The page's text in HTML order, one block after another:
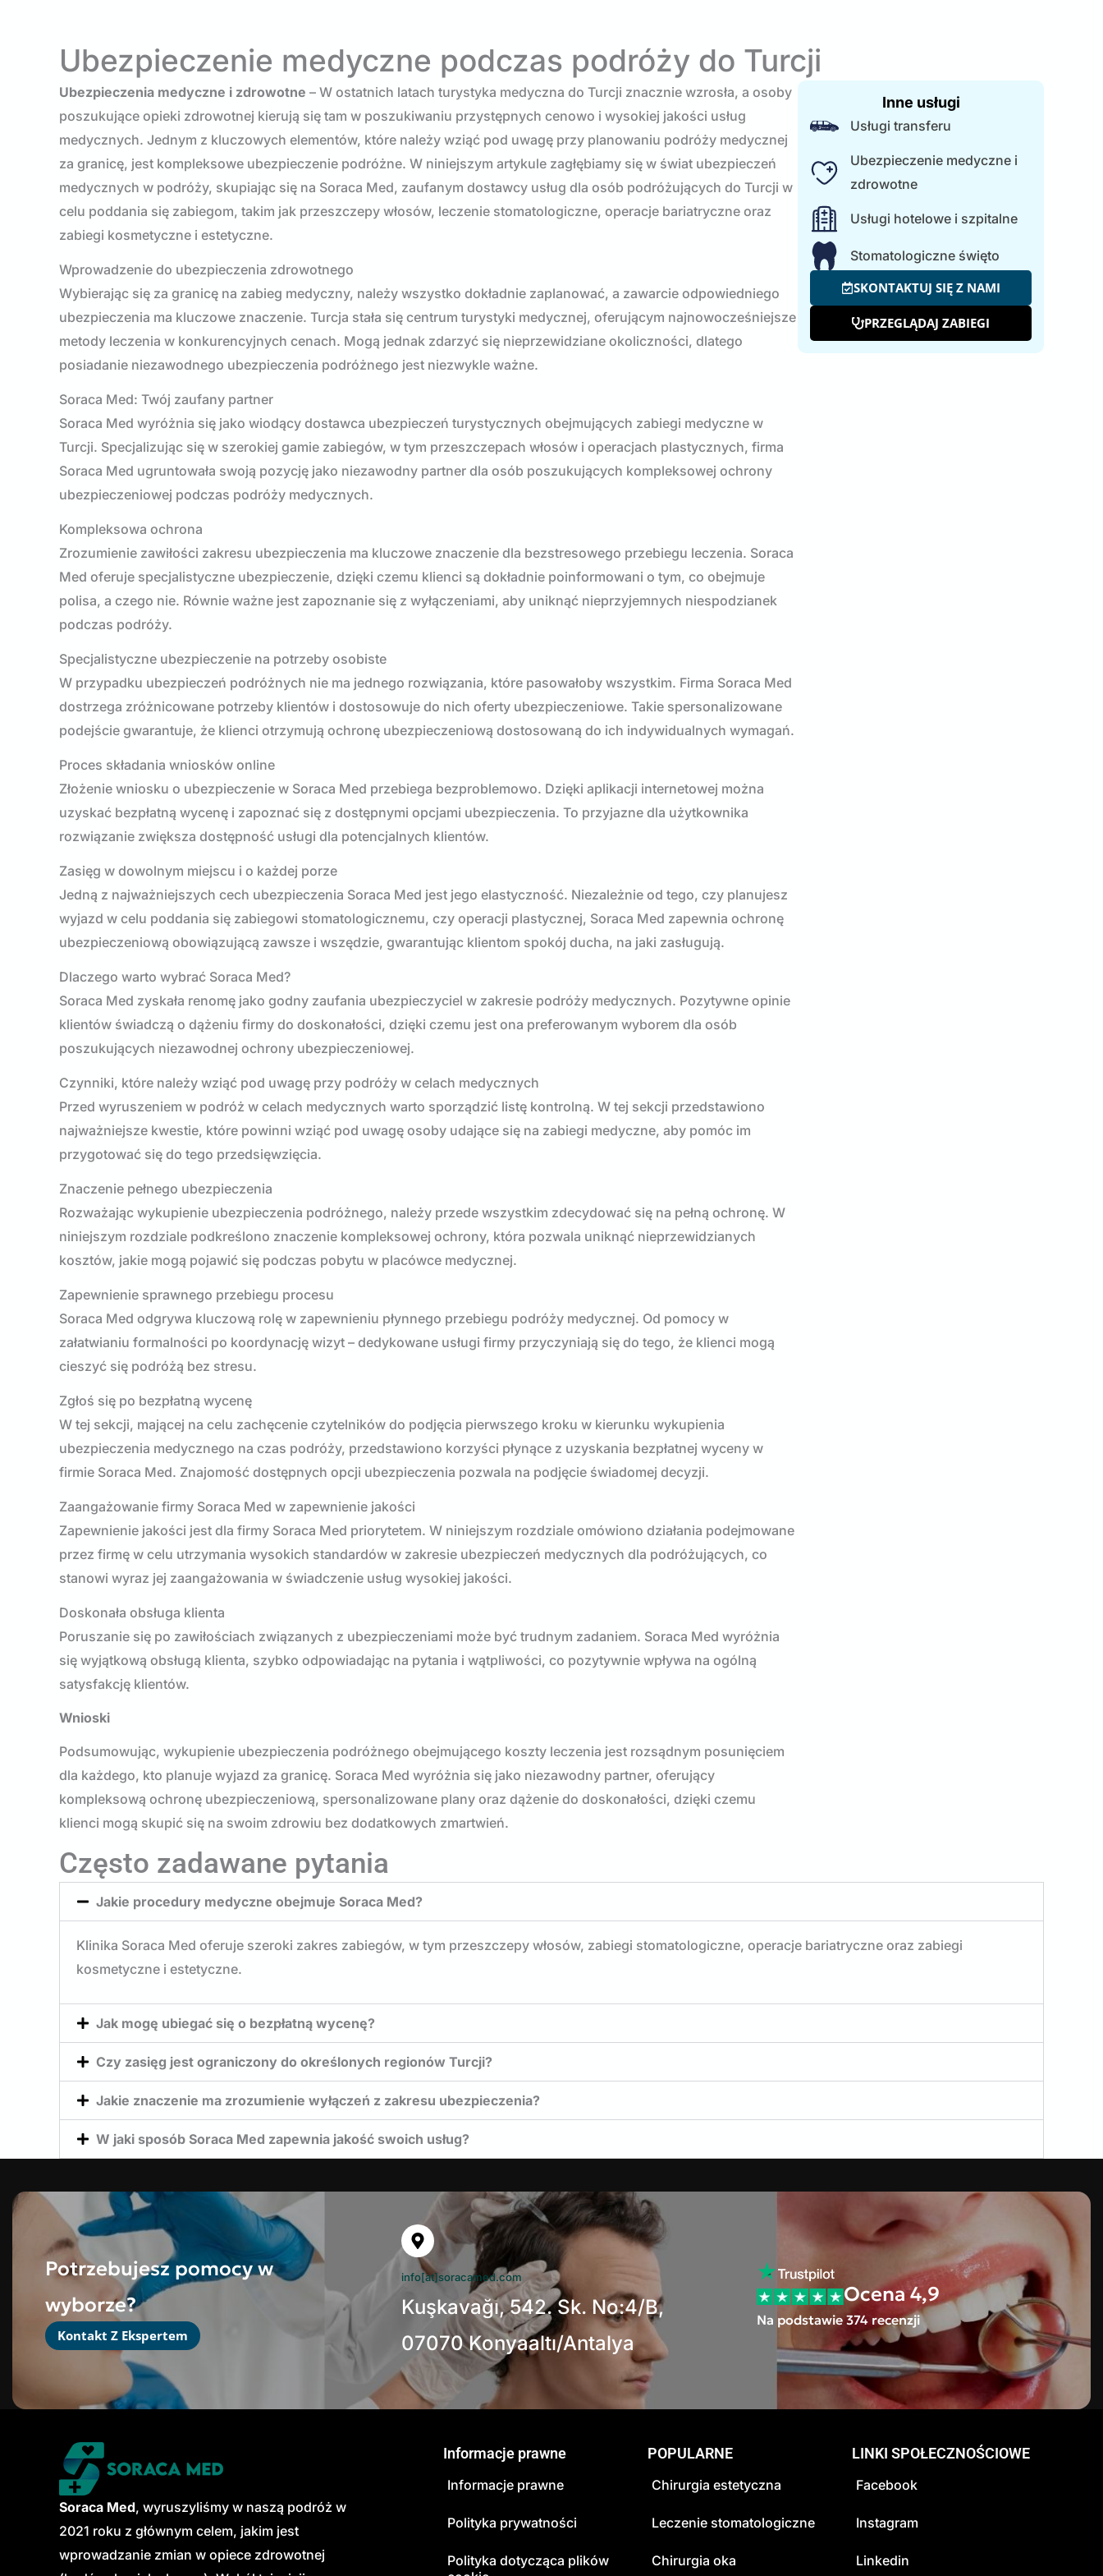
Ubezpieczenie medyczne podczas podróży do Turcji
Ubezpieczenia medyczne i zdrowotne – W ostatnich latach turystyka medyczna do Turcji znacznie wzrosła, a osoby
poszukujące opieki zdrowotnej kierują się tam w poszukiwaniu przystępnych cenowo i wysokiej jakości usług
medycznych. Jednym z kluczowych elementów, które należy wziąć pod uwagę przy planowaniu podróży medycznej
za granicę, jest kompleksowe ubezpieczenie podróżne. W niniejszym artykule zagłębiamy się w świat ubezpieczeń
medycznych w podróży, skupiając się na Soraca Med, zaufanym dostawcy usług dla osób podróżujących do Turcji w
celu poddania się zabiegom, takim jak przeszczepy włosów, leczenie stomatologiczne, operacje bariatryczne oraz
zabiegi kosmetyczne i estetyczne.
Wprowadzenie do ubezpieczenia zdrowotnego
Wybierając się za granicę na zabieg medyczny, należy wszystko dokładnie zaplanować, a zawarcie odpowiedniego
ubezpieczenia ma kluczowe znaczenie. Turcja stała się centrum turystyki medycznej, oferującym najnowocześniejsze
metody leczenia w konkurencyjnych cenach. Mogą jednak zdarzyć się nieprzewidziane okoliczności, dlatego
posiadanie niezawodnego ubezpieczenia podróżnego jest niezwykle ważne.
Soraca Med: Twój zaufany partner
Soraca Med wyróżnia się jako wiodący dostawca ubezpieczeń turystycznych obejmujących zabiegi medyczne w
Turcji. Specjalizując się w szerokiej gamie zabiegów, w tym przeszczepach włosów i operacjach plastycznych, firma
Soraca Med ugruntowała swoją pozycję jako niezawodny partner dla osób poszukujących kompleksowej ochrony
ubezpieczeniowej podczas podróży medycznych.
Kompleksowa ochrona
Zrozumienie zawiłości zakresu ubezpieczenia ma kluczowe znaczenie dla bezstresowego przebiegu leczenia. Soraca
Med oferuje specjalistyczne ubezpieczenie, dzięki czemu klienci są dokładnie poinformowani o tym, co obejmuje
polisa, a czego nie. Równie ważne jest zapoznanie się z wyłączeniami, aby uniknąć nieprzyjemnych niespodzianek
podczas podróży.
Specjalistyczne ubezpieczenie na potrzeby osobiste
W przypadku ubezpieczeń podróżnych nie ma jednego rozwiązania, które pasowałoby wszystkim. Firma Soraca Med
dostrzega zróżnicowane potrzeby klientów i dostosowuje do nich oferty ubezpieczeniowe. Takie spersonalizowane
podejście gwarantuje, że klienci otrzymują ochronę ubezpieczeniową dostosowaną do ich indywidualnych wymagań.
Proces składania wniosków online
Złożenie wniosku o ubezpieczenie w Soraca Med przebiega bezproblemowo. Dzięki aplikacji internetowej można
uzyskać bezpłatną wycenę i zapoznać się z dostępnymi opcjami ubezpieczenia. To przyjazne dla użytkownika
rozwiązanie zwiększa dostępność usługi dla potencjalnych klientów.
Zasięg w dowolnym miejscu i o każdej porze
Jedną z najważniejszych cech ubezpieczenia Soraca Med jest jego elastyczność. Niezależnie od tego, czy planujesz
wyjazd w celu poddania się zabiegowi stomatologicznemu, czy operacji plastycznej, Soraca Med zapewnia ochronę
ubezpieczeniową obowiązującą zawsze i wszędzie, gwarantując klientom spokój ducha, na jaki zasługują.
Dlaczego warto wybrać Soraca Med?
Soraca Med zyskała renomę jako godny zaufania ubezpieczyciel w zakresie podróży medycznych. Pozytywne opinie
klientów świadczą o dążeniu firmy do doskonałości, dzięki czemu jest ona preferowanym wyborem dla osób
poszukujących niezawodnej ochrony ubezpieczeniowej.
Czynniki, które należy wziąć pod uwagę przy podróży w celach medycznych
Przed wyruszeniem w podróż w celach medycznych warto sporządzić listę kontrolną. W tej sekcji przedstawiono
najważniejsze kwestie, które powinni wziąć pod uwagę osoby udające się na zabiegi medyczne, aby pomóc im
przygotować się do tego przedsięwzięcia.
Znaczenie pełnego ubezpieczenia
Rozważając wykupienie ubezpieczenia podróżnego, należy przede wszystkim zdecydować się na pełną ochronę. W
niniejszym rozdziale podkreślono znaczenie kompleksowej ochrony, która pozwala uniknąć nieprzewidzianych
kosztów, jakie mogą pojawić się podczas pobytu w placówce medycznej.
Zapewnienie sprawnego przebiegu procesu
Soraca Med odgrywa kluczową rolę w zapewnieniu płynnego przebiegu podróży medycznej. Od pomocy w
załatwianiu formalności po koordynację wizyt – dedykowane usługi firmy przyczyniają się do tego, że klienci mogą
cieszyć się podróżą bez stresu.
Zgłoś się po bezpłatną wycenę
W tej sekcji, mającej na celu zachęcenie czytelników do podjęcia pierwszego kroku w kierunku wykupienia
ubezpieczenia medycznego na czas podróży, przedstawiono korzyści płynące z uzyskania bezpłatnej wyceny w
firmie Soraca Med. Znajomość dostępnych opcji ubezpieczenia pozwala na podjęcie świadomej decyzji.
Zaangażowanie firmy Soraca Med w zapewnienie jakości
Zapewnienie jakości jest dla firmy Soraca Med priorytetem. W niniejszym rozdziale omówiono działania podejmowane
przez firmę w celu utrzymania wysokich standardów w zakresie ubezpieczeń medycznych dla podróżujących, co
stanowi wyraz jej zaangażowania w świadczenie usług wysokiej jakości.
Doskonała obsługa klienta
Poruszanie się po zawiłościach związanych z ubezpieczeniami może być trudnym zadaniem. Soraca Med wyróżnia
się wyjątkową obsługą klienta, szybko odpowiadając na pytania i wątpliwości, co pozytywnie wpływa na ogólną
satysfakcję klientów.
Wnioski
Podsumowując, wykupienie ubezpieczenia podróżnego obejmującego koszty leczenia jest rozsądnym posunięciem
dla każdego, kto planuje wyjazd za granicę. Soraca Med wyróżnia się jako niezawodny partner, oferujący
kompleksową ochronę ubezpieczeniową, spersonalizowane plany oraz dążenie do doskonałości, dzięki czemu
klienci mogą skupić się na swoim zdrowiu bez dodatkowych zmartwień.
Inne usługi
Usługi transferu
Ubezpieczenie medyczne i
zdrowotne
Usługi hotelowe i szpitalne
Stomatologiczne święto
SKONTAKTUJ SIĘ Z NAMI
PRZEGLĄDAJ ZABIEGI
Często zadawane pytania
Jakie procedury medyczne obejmuje Soraca Med?
Klinika Soraca Med oferuje szeroki zakres zabiegów, w tym przeszczepy włosów, zabiegi stomatologiczne, operacje bariatryczne oraz zabiegi
kosmetyczne i estetyczne.
Jak mogę ubiegać się o bezpłatną wycenę?
Czy zasięg jest ograniczony do określonych regionów Turcji?
Jakie znaczenie ma zrozumienie wyłączeń z zakresu ubezpieczenia?
W jaki sposób Soraca Med zapewnia jakość swoich usług?
Potrzebujesz pomocy w
wyborze?
Kontakt Z Ekspertem
info[at]soracamed.com
Kuşkavağı, 542. Sk. No:4/B,
07070 Konyaaltı/Antalya
Ocena 4,9
Na podstawie 374 recenzji
Soraca Med, wyruszyliśmy w naszą podróż w
2021 roku z głównym celem, jakim jest
wprowadzanie zmian w opiece zdrowotnej
Informacje prawne
Informacje prawne
Polityka prywatności
Polityka dotycząca plików
POPULARNE
Chirurgia estetyczna
Leczenie stomatologiczne
Chirurgia oka
LINKI SPOŁECZNOŚCIOWE
Facebook
Instagram
Linkedin